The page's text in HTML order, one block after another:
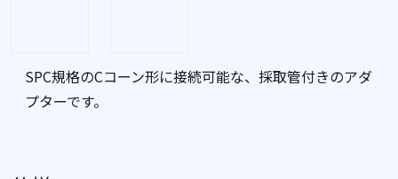
SPC規格のCコーン形に接続可能な、採取管付きのアダ
プターです。